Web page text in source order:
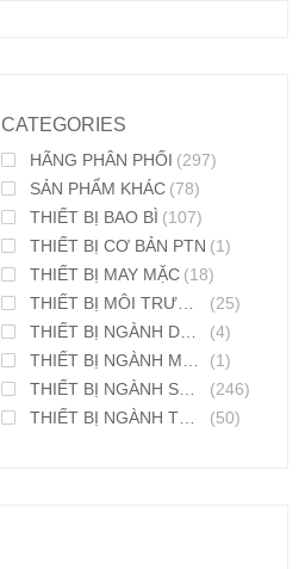
CATEGORIES
HÃNG PHÂN PHỐI (297)
SẢN PHẨM KHÁC (78)
THIẾT BỊ BAO BÌ (107)
THIẾT BỊ CƠ BẢN PTN (1)
THIẾT BỊ MAY MẶC (18)
THIẾT BỊ MÔI TRƯỜNG
(25)
THIẾT BỊ NGÀNH DƯỢC PHẨM
(4)
THIẾT BỊ NGÀNH MỸ PHẨM
(1)
THIẾT BỊ NGÀNH SƠN MỰC IN
(246)
THIẾT BỊ NGÀNH THỰC PHẨM
(50)